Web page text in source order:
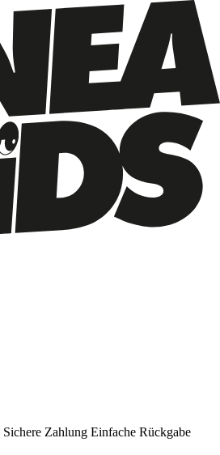
Sichere Zahlung Einfache Rückgabe